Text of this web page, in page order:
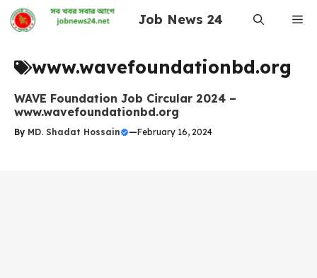
Skip
content
Job News 24
www.wavefoundationbd.org
WAVE Foundation Job Circular 2024 –
www.wavefoundationbd.org
By MD. Shadat Hossain —February 16, 2024